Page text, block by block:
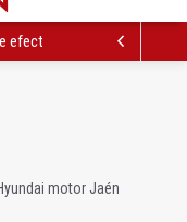
que mejore la ciudad
motor Jaén